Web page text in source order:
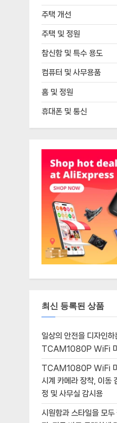
주택 개선
주택 및 정원
참신함 및 특수 용도
컴퓨터 및 사무용품
홈 및 정원
휴대폰 및 통신
최신 등록된 상품
일상의 안전을 디자인하
TCAM1080P WiFi 미
TCAM1080P WiFi
시계 카메라 장착, 이동
정 및 사무실 감시용
시원함과 스타일을 모